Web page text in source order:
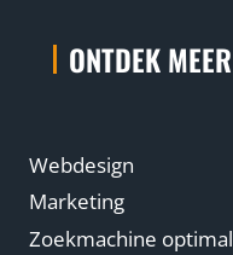
ONTDEK MEER
Webdesign
Marketing
Zoekmachine